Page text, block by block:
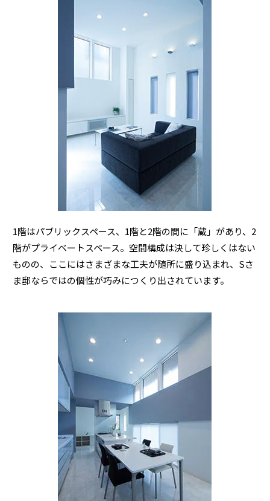
1階はパブリックスペース、1階と2階の間に「蔵」があり、2
階がプライベートスペース。空間構成は決して珍しくはない
ものの、ここにはさまざまな工夫が随所に盛り込まれ、Sさ
ま邸ならではの個性が巧みにつくり出されています。